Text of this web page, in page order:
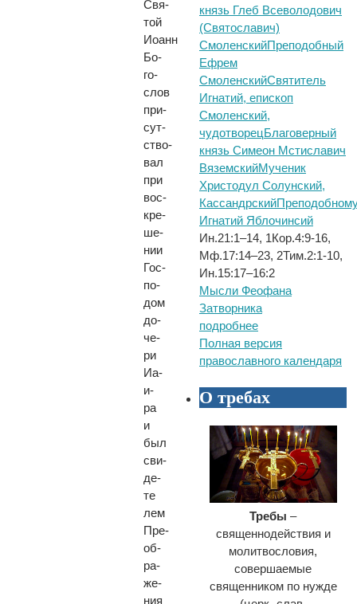
Свя­
той
Иоанн
Бо­
го­
слов
при­
сут­
ство­
вал
при
вос­
кре­
ше­
нии
Гос­
по­
дом
до­
че­
ри
Иа­
и­
ра
и
был
сви­
де­
те­
лем
Пре­
об­
ра­
же­
ния
князь Глеб Всеволодович
(Святославич)
СмоленскийПреподобный
Ефрем
СмоленскийСвятитель
Игнатий, епископ
Смоленский,
чудотворецБлаговерный
князь Симеон Мстиславич
ВяземскийМученик
Христодул Солунский,
Кассандрский
Игнатий Яблочинсий
Ин.21:1–14, 1Кор.4:9-16,
Мф.17:14–23, 2Тим.2:1-10,
Ин.15:17–16:2
Мысли Феофана
Затворника
подробнее
Полная версия
православного календаря
О требах
Требы –
священнодействия и
молитвословия,
совершаемые
священником по нужде